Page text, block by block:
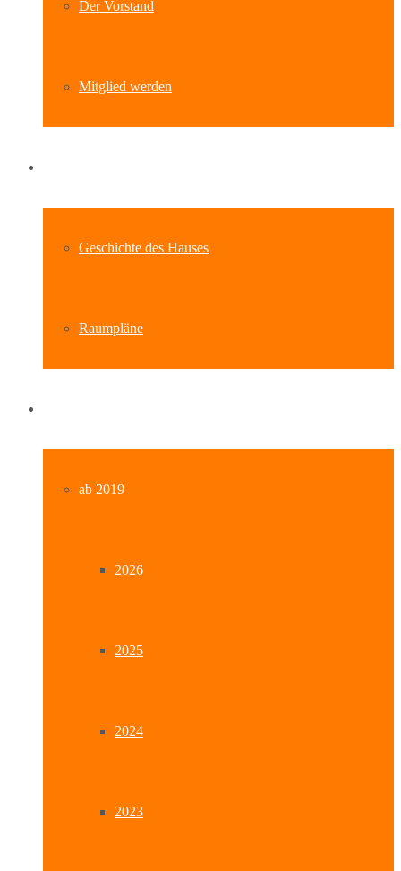
Der Vorstand
Mitglied werden
Geschichte des Hauses
Raumpläne
ab 2019
2026
2025
2024
2023